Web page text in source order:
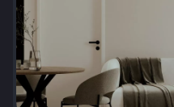
с
условиями
политики
конфиденциальности